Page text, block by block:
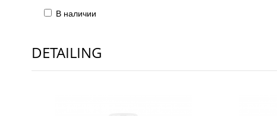
В наличии
DETAILING